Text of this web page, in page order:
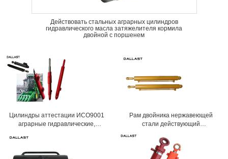
Действовать стальных аграрных цилиндров
гидравлического масла затяжелителя кормила
двойной с поршенем
Цилиндры аттестации ИСО9001
аграрные гидравлические,
Рам двойника нержавеющей
стали действующий
корабля